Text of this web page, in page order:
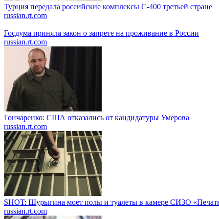
Турция передала российские комплексы С-400 третьей стране
russian.rt.com
Госдума приняла закон о запрете на проживание в России
russian.rt.com
Гончаренко: США отказались от кандидатуры Умерова
russian.rt.com
SHOT: Шурыгина моет полы и туалеты в камере СИЗО
russian.rt.com